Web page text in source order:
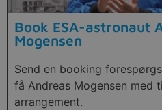
Book ESA-astronaut
Mogensen
Send en booking
få Andreas Mogensen med
arrangement.